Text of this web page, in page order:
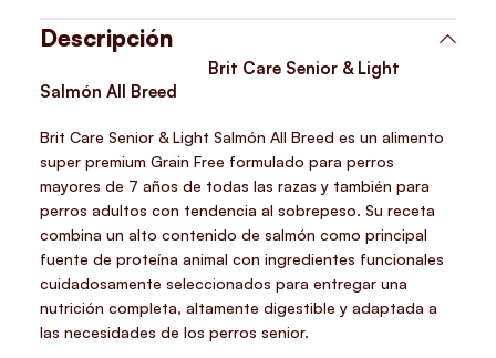
Descripción
Brit Care Senior & Light
Salmón All Breed
Brit Care Senior & Light Salmón All Breed es un alimento
super premium Grain Free formulado para perros
mayores de 7 años de todas las razas y también para
perros adultos con tendencia al sobrepeso. Su receta
combina un alto contenido de salmón como principal
fuente de proteína animal con ingredientes funcionales
cuidadosamente seleccionados para entregar una
nutrición completa, altamente digestible y adaptada a
las necesidades de los perros senior.